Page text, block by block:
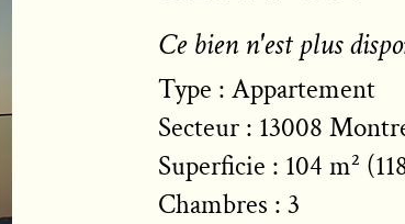
Ce bien n'est plus
Type : Appartement
Secteur : ​13008
Superficie : 104 m²
Chambres : 3